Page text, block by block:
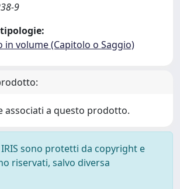
9
in volume (Capitolo o Saggio)
associati a questo prodotto.
sono protetti da copyright e
riservati, salvo diversa